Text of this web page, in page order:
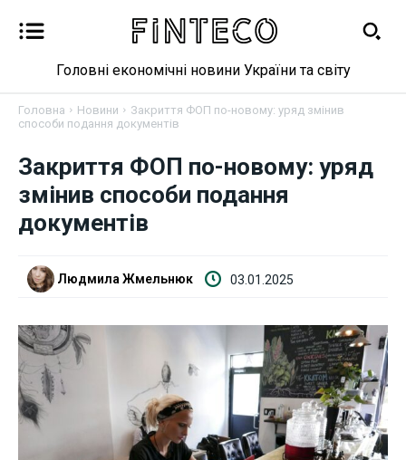
Новини
Бізнес
Криптовалюта
Робота і освіта
Публікації
Головні економічні новини України та світу
Головна Новини
Закриття ФОП по-новому: уряд змінив
способи подання документів
Закриття ФОП по-новому: уряд
змінив способи подання
документів
Людмила Жмельнюк 03.01.2025